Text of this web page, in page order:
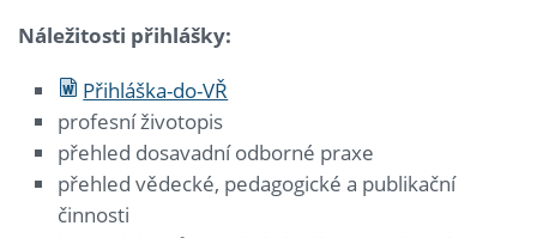
Náležitosti přihlášky:
Přihláška-do-VŘ
profesní životopis
přehled dosavadní odborné praxe
přehled vědecké, pedagogické a publikační
činnosti